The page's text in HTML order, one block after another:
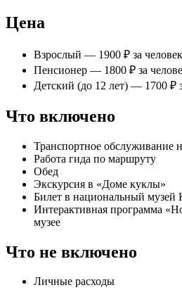
Цена
Взрослый — 1900 ₽ за
Пенсионер — 1800 ₽ за
Детский (до 12 лет) — 1700 ₽
Что включено
Транспортное обслуживание
Работа гида по маршруту
Обед
Экскурсия в «Доме куклы»
Билет в национальный музей
Интерактивная программа
музее
Что не включено
Личные расходы